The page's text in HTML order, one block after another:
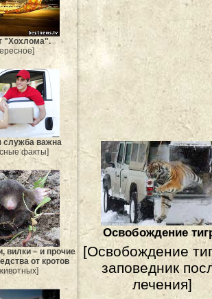
"Хохлома".
служба важна
факты]
вилки – и прочие
от кротов
Освобождение
[Освобождение
заповедник
лечения]